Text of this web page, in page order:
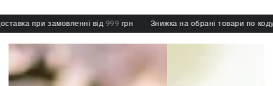
при замовленні від 999 грн Знижка на обрані товари по коду: